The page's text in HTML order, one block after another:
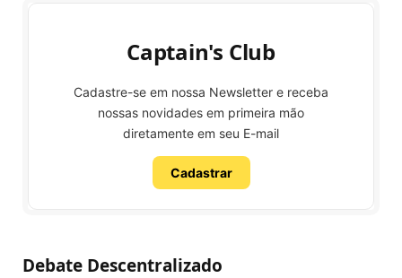
Captain's Club
Cadastre-se em nossa Newsletter e receba
nossas novidades em primeira mão
diretamente em seu E-mail
Cadastrar
Debate Descentralizado